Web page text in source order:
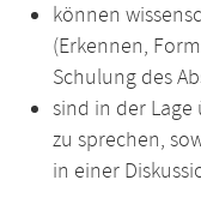
können
(Erkennen,
Schulung des
sind in der
zu sprechen,
in einer